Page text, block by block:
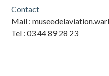
Contact
Mail :
Tel : 03 44 89 28 23